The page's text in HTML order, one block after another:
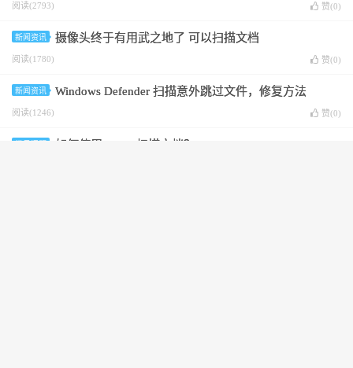
阅读(2793) 赞(0)
新闻资讯 摄像头终于有用武之地了 可以扫描文档
阅读(1780) 赞(0)
新闻资讯 Windows Defender 扫描意外跳过文件，修复方法
阅读(1246) 赞(0)
如何使用iPhone扫描文档？